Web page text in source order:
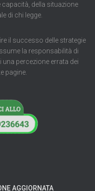
della situazione
di chi legge.
il successo delle strategie
la responsabilità di
percezione errata dei
pagine.
AGGIORNATA